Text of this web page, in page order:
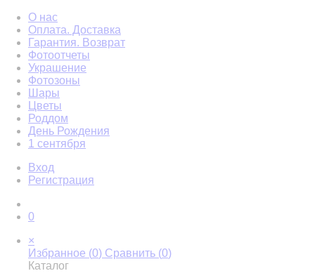
О нас
Оплата. Доставка
Гарантия. Возврат
Фотоотчеты
Украшение
Фотозоны
Шары
Цветы
Роддом
День Рождения
1 сентября
Вход
Регистрация
0
×
Избранное (0) Сравнить (0)
Каталог